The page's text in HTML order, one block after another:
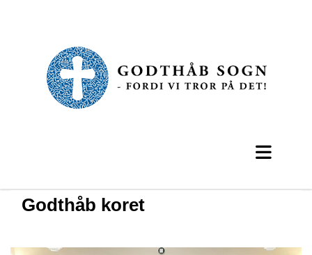
Godthåb koret